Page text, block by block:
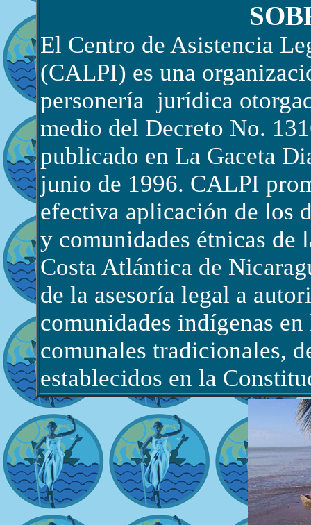
El Centro de Asistencia
(CALPI) es una
personería jurídica
medio del Decreto No.
publicado en La Gaceta
junio de 1996. CALPI
efectiva aplicación de los
y comunidades étnicas de
Costa Atlántica de
de la asesoría legal a
comunidades indígenas
comunales tradicionales,
establecidos en la